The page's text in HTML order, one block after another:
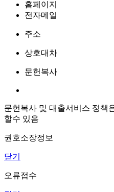
홈페이지
전자메일
주소
상호대차
문헌복사
문헌복사 및 대출서비스 정책
할수 있음
권호소장정보
닫기
오류접수